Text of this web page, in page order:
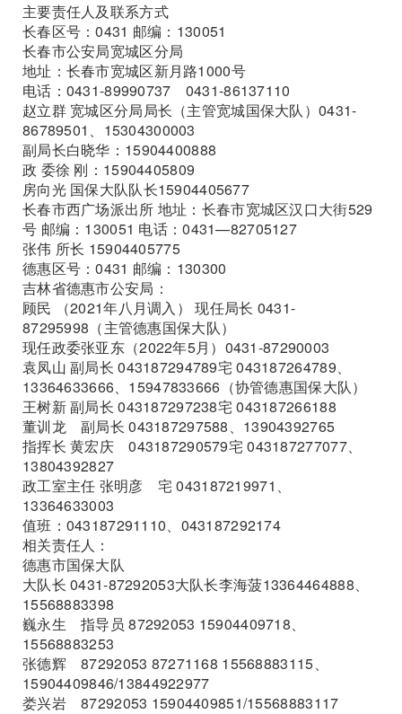
主要责任人及联系方式
长春区号：0431 邮编：130051
长春市公安局宽城区分局
地址：长春市宽城区新月路1000号
电话：0431-89990737 0431-86137110
赵立群 宽城区分局局长（主管宽城国保大队）0431-
86789501、15304300003
副局长白晓华：15904400888
政 委徐 刚：15904405809
房向光 国保大队队长15904405677
长春市西广场派出所 地址：长春市宽城区汉口大街529
号 邮编：130051 电话：0431—82705127
张伟 所长 15904405775
德惠区号：0431 邮编：130300
吉林省德惠市公安局：
顾民 （2021年八月调入） 现任局长 0431-
87295998（主管德惠国保大队）
现任政委张亚东（2022年5月）0431-87290003
袁凤山 副局长 043187294789宅 043187264789、
13364633666、15947833666（协管德惠国保大队）
王树新 副局长 043187297238宅 043187266188
董训龙 副局长 043187297588、13904392765
指挥长 黄宏庆 043187290579宅 043187277077、
13804392827
政工室主任 张明彦 宅 043187219971、
13364633003
值班：043187291110、043187292174
相关责任人：
德惠市国保大队
大队长 0431-87292053大队长李海菠13364464888、
15568883398
巍永生 指导员 87292053 15904409718、
15568883253
张德辉 87292053 87271168 15568883115、
15904409846/13844922977
娄兴岩 87292053 15904409851/15568883117